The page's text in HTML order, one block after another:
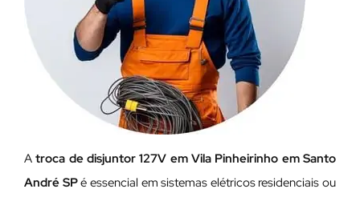
Atroca de disjuntor 127V em Vila Pinheirinho em Santo
André SPé essencial em sistemas elétricos residenciais ou